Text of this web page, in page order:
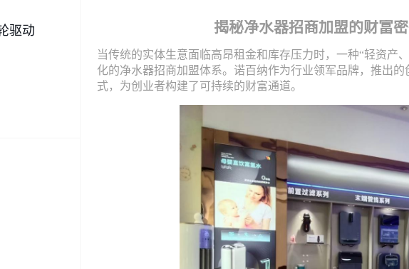
驱动 揭秘净水器招商加盟的财富
当传统的实体生意面临高昂租金和库存压力时，一种“轻资产
化的净水器招商加盟体系。诺百纳作为行业领军品牌，推出
式，为创业者构建了可持续的财富通道。